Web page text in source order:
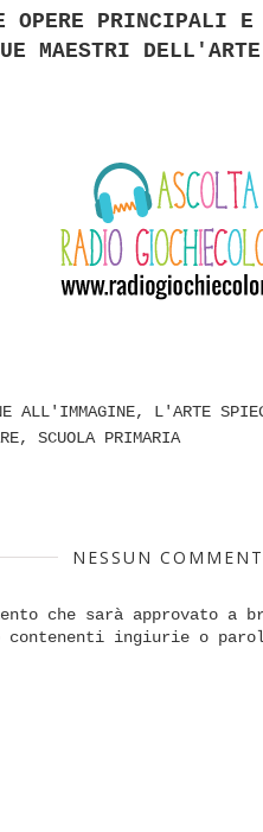
OPERE PRINCIPALI
MAESTRI DELL'ARTE
ALL'IMMAGINE, L'ARTE
, SCUOLA PRIMARIA
NESSUN
che sarà approvato a
contenenti ingiurie o